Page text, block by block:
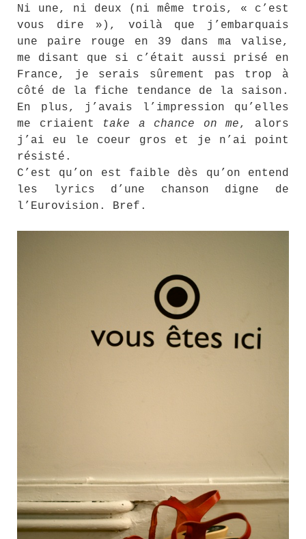
Ni une, ni deux (ni même trois, « c’est
vous dire »), voilà que j’embarquais
une paire rouge en 39 dans ma valise,
me disant que si c’était aussi prisé en
France, je serais sûrement pas trop à
côté de la fiche tendance de la saison.
En plus, j’avais l’impression qu’elles
me criaient
take a chance on me, alors
j’ai eu le coeur gros et je n’ai point
résisté.
C’est qu’on est faible dès qu’on entend
les lyrics d’une chanson digne de
l’Eurovision. Bref.